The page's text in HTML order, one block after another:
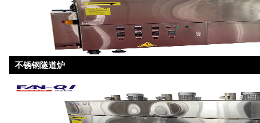
不锈钢隧道炉